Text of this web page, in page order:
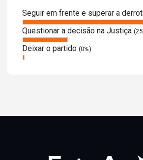
Seguir em frente e superar a
Questionar a decisão na Justiça
Deixar o partido (0%)